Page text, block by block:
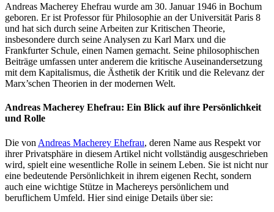
Andreas Macherey Ehefrau wurde am 30. Januar 1946 in Bochum
geboren. Er ist Professor für Philosophie an der Universität Paris 8
und hat sich durch seine Arbeiten zur Kritischen Theorie,
insbesondere durch seine Analysen zu Karl Marx und die
Frankfurter Schule, einen Namen gemacht. Seine philosophischen
Beiträge umfassen unter anderem die kritische Auseinandersetzung
mit dem Kapitalismus, die Ästhetik der Kritik und die Relevanz der
Marx’schen Theorien in der modernen Welt.
Andreas Macherey Ehefrau: Ein Blick auf ihre Persönlichkeit
und Rolle
Die von Andreas Macherey Ehefrau, deren Name aus Respekt vor
ihrer Privatsphäre in diesem Artikel nicht vollständig ausgeschrieben
wird, spielt eine wesentliche Rolle in seinem Leben. Sie ist nicht nur
eine bedeutende Persönlichkeit in ihrem eigenen Recht, sondern
auch eine wichtige Stütze in Machereys persönlichem und
beruflichem Umfeld. Hier sind einige Details über sie: